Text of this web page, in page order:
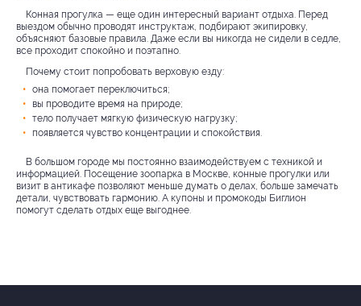
Конная прогулка — еще один интересный вариант отдыха. Перед
выездом обычно проводят инструктаж, подбирают экипировку,
объясняют базовые правила. Даже если вы никогда не сидели в седле,
все проходит спокойно и поэтапно.
Почему стоит попробовать верховую езду:
она помогает переключиться;
вы проводите время на природе;
тело получает мягкую физическую нагрузку;
появляется чувство концентрации и спокойствия.
В большом городе мы постоянно взаимодействуем с техникой и
информацией. Посещение зоопарка в Москве, конные прогулки или
визит в антикафе позволяют меньше думать о делах, больше замечать
детали, чувствовать гармонию. А купоны и промокоды Биглион
помогут сделать отдых еще выгоднее.